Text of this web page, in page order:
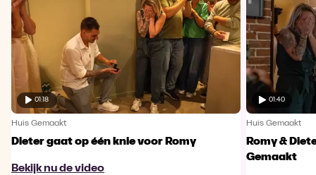
01:18
Huis Gemaakt
Dieter gaat op één knie voor Romy
Bekijk nu de video
01:40
Huis Gemaakt
Romy &
Gemaakt